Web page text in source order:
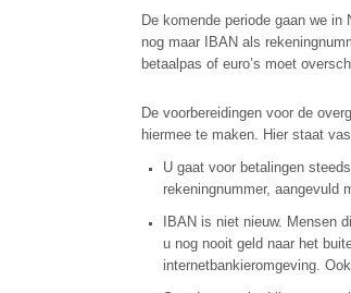
De komende periode gaan we
nog maar IBAN als
betaalpas of euro’s moet
De voorbereidingen voor de
hiermee te maken. Hier staat
U gaat voor betalingen
rekeningnummer, aangevuld
IBAN is niet nieuw. Mensen
u nog nooit geld naar het
internetbankieromgeving.